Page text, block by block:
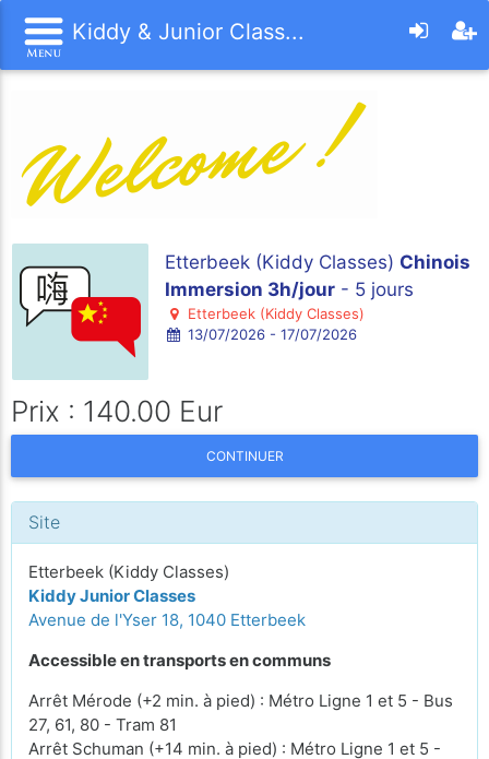
Kiddy & Junior Class...
Etterbeek (Kiddy Classes) Chinois
Immersion 3h/jour - 5 jours
Etterbeek (Kiddy Classes)
13/07/2026 - 17/07/2026
Prix : 140.00 Eur
CONTINUER
Site
Etterbeek (Kiddy Classes)
Kiddy Junior Classes
Avenue de l'Yser 18, 1040 Etterbeek
Accessible en transports en communs
Arrêt Mérode (+2 min. à pied) : Métro Ligne 1 et 5 - Bus
27, 61, 80 - Tram 81
Arrêt Schuman (+14 min. à pied) : Métro Ligne 1 et 5 -